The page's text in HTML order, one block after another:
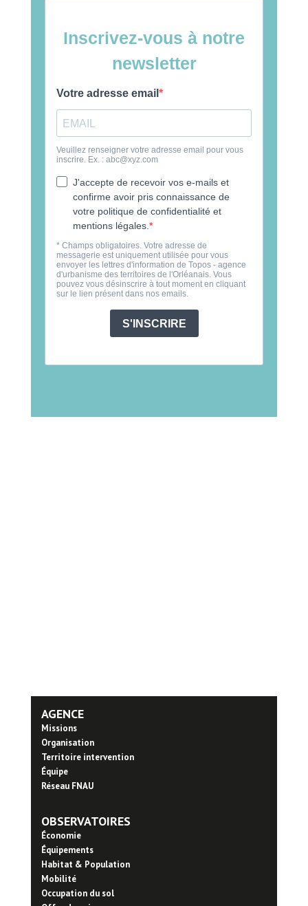
AGENCE
Missions
Organisation
Territoire intervention
Équipe
Réseau FNAU
OBSERVATOIRES
Économie
Équipements
Habitat & Population
Mobilité
Occupation du sol